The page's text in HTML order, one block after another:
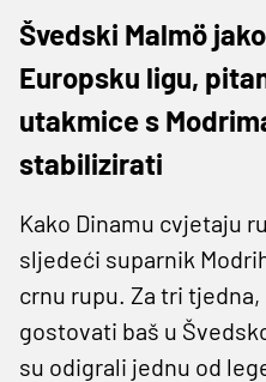
Švedski Malmö
Europsku ligu,
utakmice s
stabilizirati
Kako Dinamu cvjetaju
sljedeći suparnik
crnu rupu. Za tri
gostovati baš u
su odigrali jednu od